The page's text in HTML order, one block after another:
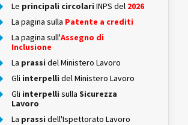
Le principali circolari INPS del 2026
La pagina sulla Patente a crediti
La pagina sull'Assegno di
Inclusione
La prassi del Ministero Lavoro
Gli interpelli del Ministero Lavoro
Gli interpelli sulla Sicurezza
Lavoro
La prassi dell'Ispettorato Lavoro